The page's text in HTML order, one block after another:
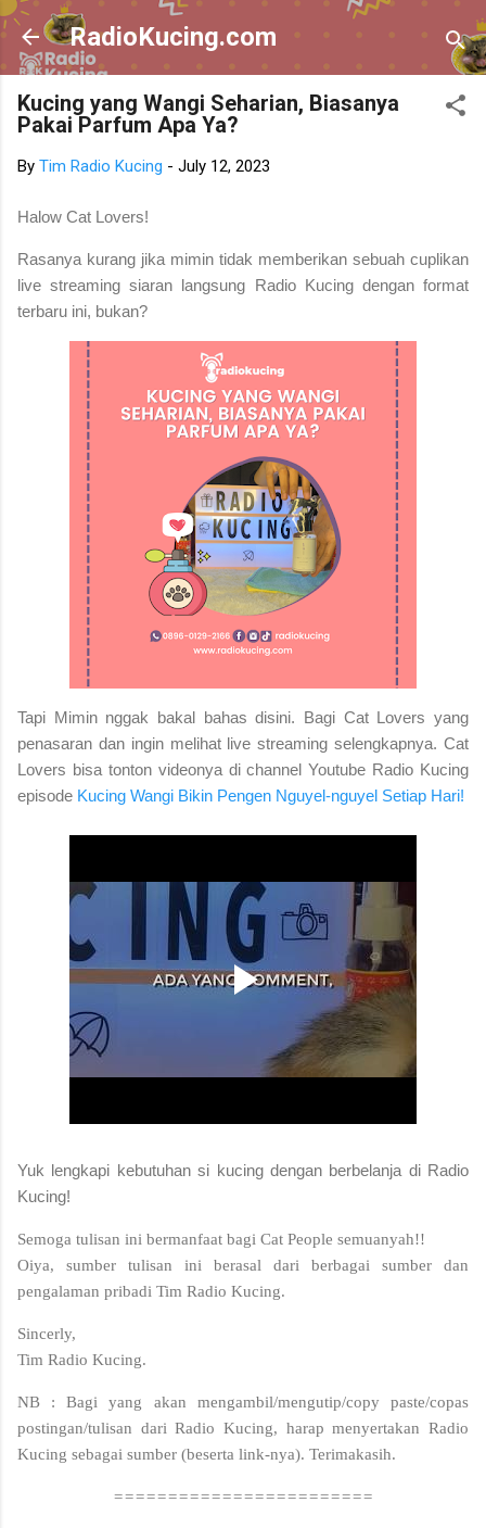
Skip to main content
RadioKucing.com
Kucing yang Wangi Seharian, Biasanya
Pakai Parfum Apa Ya?
By Tim Radio Kucing - July 12, 2023
Halow Cat Lovers!
Rasanya kurang jika mimin tidak memberikan sebuah cuplikan
live streaming siaran langsung Radio Kucing dengan format
terbaru ini, bukan?
Tapi Mimin nggak bakal bahas disini. Bagi Cat Lovers yang
penasaran dan ingin melihat live streaming selengkapnya. Cat
Lovers bisa tonton videonya di channel Youtube Radio Kucing
episode Kucing Wangi Bikin Pengen Nguyel-nguyel Setiap Hari!
Yuk lengkapi kebutuhan si kucing dengan berbelanja di Radio
Kucing!
Semoga tulisan ini bermanfaat bagi Cat People semuanyah!!
Oiya, sumber tulisan ini berasal dari berbagai sumber dan
pengalaman pribadi Tim Radio Kucing.
Sincerly,
Tim Radio Kucing.
NB : Bagi yang akan mengambil/mengutip/copy paste/copas
postingan/tulisan dari Radio Kucing, harap menyertakan Radio
Kucing sebagai sumber (beserta link-nya). Terimakasih.
========================